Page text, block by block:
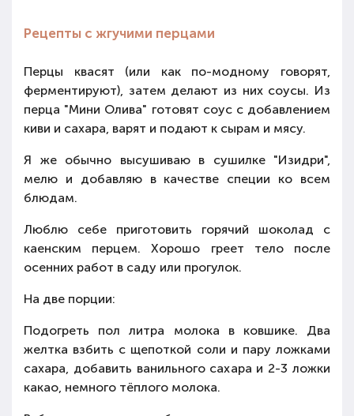
Рецепты с жгучими перцами
Перцы квасят (или как по-модному говорят,
ферментируют), затем делают из них соусы. Из
перца "Мини Олива" готовят соус с добавлением
киви и сахара, варят и подают к сырам и мясу.
Я же обычно высушиваю в сушилке "Изидри",
мелю и добавляю в качестве специи ко всем
блюдам.
Люблю себе приготовить горячий шоколад с
каенским перцем. Хорошо греет тело после
осенних работ в саду или прогулок.
На две порции:
Подогреть пол литра молока в ковшике. Два
желтка взбить с щепоткой соли и пару ложками
сахара, добавить ванильного сахара и 2-3 ложки
какао, немного тёплого молока.